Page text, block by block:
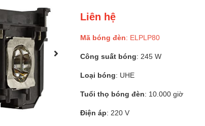
Liên hệ
Mã bóng đèn: ELPLP80
Công suất bóng: 245 W
Loại bóng: UHE
Tuổi thọ bóng đèn: 10.000 giờ
Điện áp: 220 V